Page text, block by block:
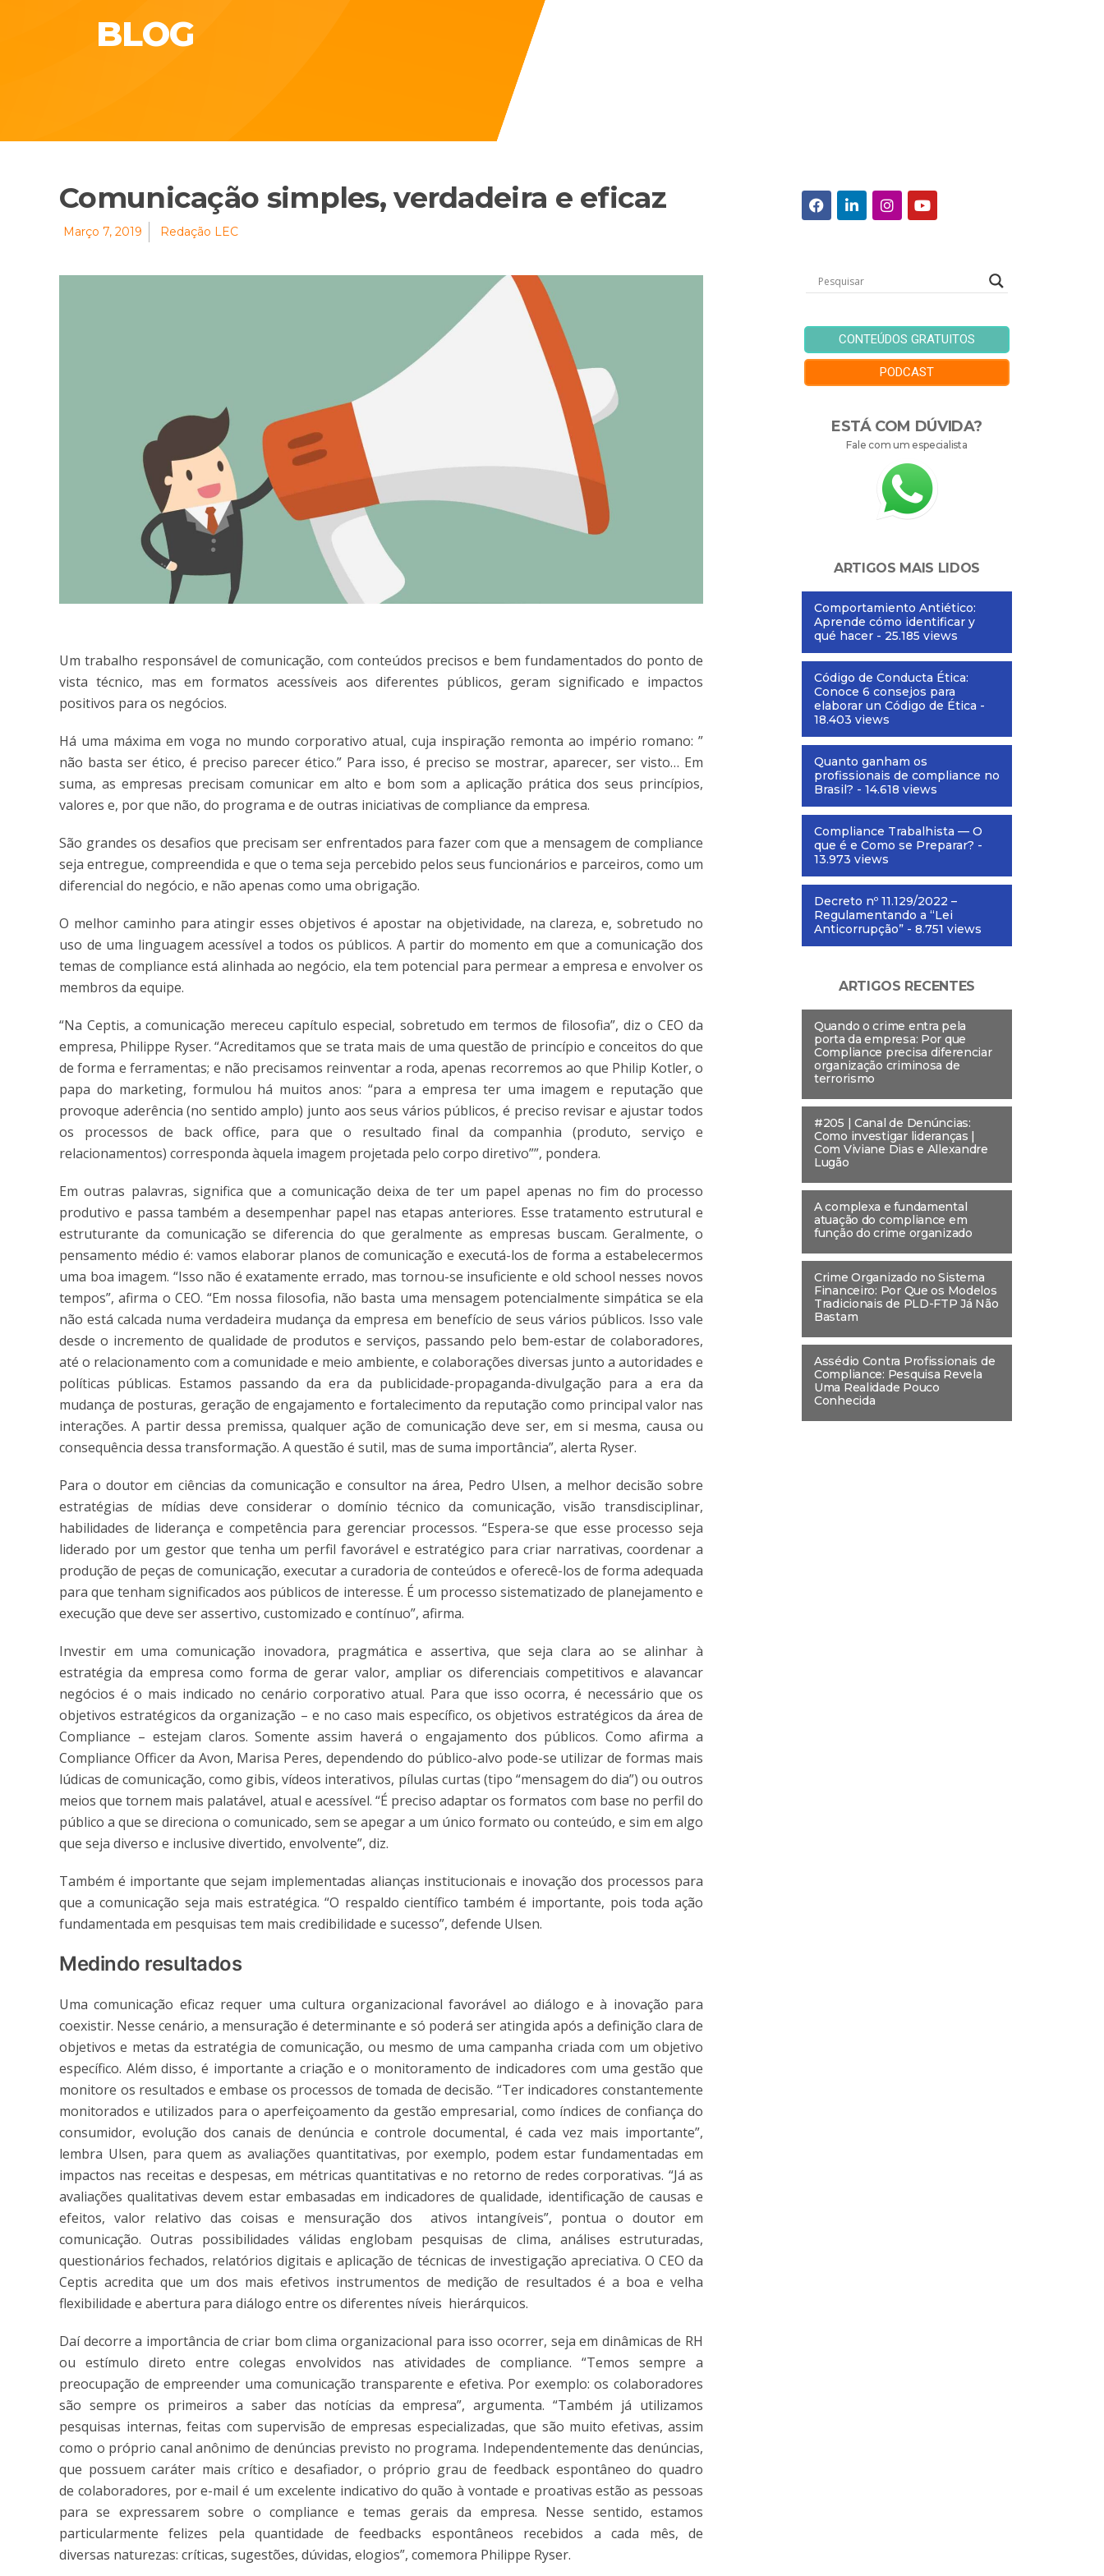
BLOG
Comunicação simples, verdadeira e eficaz
Março 7, 2019 Redação LEC
Um trabalho responsável de comunicação, com conteúdos precisos e bem fundamentados do ponto de
vista técnico, mas em formatos acessíveis aos diferentes públicos, geram significado e impactos
positivos para os negócios.
Há uma máxima em voga no mundo corporativo atual, cuja inspiração remonta ao império romano: ”
não basta ser ético, é preciso parecer ético.” Para isso, é preciso se mostrar, aparecer, ser visto… Em
suma, as empresas precisam comunicar em alto e bom som a aplicação prática dos seus princípios,
valores e, por que não, do programa e de outras iniciativas de compliance da empresa.
São grandes os desafios que precisam ser enfrentados para fazer com que a mensagem de compliance
seja entregue, compreendida e que o tema seja percebido pelos seus funcionários e parceiros, como um
diferencial do negócio, e não apenas como uma obrigação.
O melhor caminho para atingir esses objetivos é apostar na objetividade, na clareza, e, sobretudo no
uso de uma linguagem acessível a todos os públicos. A partir do momento em que a comunicação dos
temas de compliance está alinhada ao negócio, ela tem potencial para permear a empresa e envolver os
membros da equipe.
“Na Ceptis, a comunicação mereceu capítulo especial, sobretudo em termos de filosofia”, diz o CEO da
empresa, Philippe Ryser. “Acreditamos que se trata mais de uma questão de princípio e conceitos do que
de forma e ferramentas; e não precisamos reinventar a roda, apenas recorremos ao que Philip Kotler, o
papa do marketing, formulou há muitos anos: “para a empresa ter uma imagem e reputação que
provoque aderência (no sentido amplo) junto aos seus vários públicos, é preciso revisar e ajustar todos
os processos de back office, para que o resultado final da companhia (produto, serviço e
relacionamentos) corresponda àquela imagem projetada pelo corpo diretivo””, pondera.
Em outras palavras, significa que a comunicação deixa de ter um papel apenas no fim do processo
produtivo e passa também a desempenhar papel nas etapas anteriores. Esse tratamento estrutural e
estruturante da comunicação se diferencia do que geralmente as empresas buscam. Geralmente, o
pensamento médio é: vamos elaborar planos de comunicação e executá-los de forma a estabelecermos
uma boa imagem. “Isso não é exatamente errado, mas tornou-se insuficiente e old school nesses novos
tempos”, afirma o CEO. “Em nossa filosofia, não basta uma mensagem potencialmente simpática se ela
não está calcada numa verdadeira mudança da empresa em benefício de seus vários públicos. Isso vale
desde o incremento de qualidade de produtos e serviços, passando pelo bem-estar de colaboradores,
até o relacionamento com a comunidade e meio ambiente, e colaborações diversas junto a autoridades e
políticas públicas. Estamos passando da era da publicidade-propaganda-divulgação para a era da
mudança de posturas, geração de engajamento e fortalecimento da reputação como principal valor nas
interações. A partir dessa premissa, qualquer ação de comunicação deve ser, em si mesma, causa ou
consequência dessa transformação. A questão é sutil, mas de suma importância”, alerta Ryser.
Para o doutor em ciências da comunicação e consultor na área, Pedro Ulsen, a melhor decisão sobre
estratégias de mídias deve considerar o domínio técnico da comunicação, visão transdisciplinar,
habilidades de liderança e competência para gerenciar processos. “Espera-se que esse processo seja
liderado por um gestor que tenha um perfil favorável e estratégico para criar narrativas, coordenar a
produção de peças de comunicação, executar a curadoria de conteúdos e oferecê-los de forma adequada
para que tenham significados aos públicos de interesse. É um processo sistematizado de planejamento e
execução que deve ser assertivo, customizado e contínuo”, afirma.
Investir em uma comunicação inovadora, pragmática e assertiva, que seja clara ao se alinhar à
estratégia da empresa como forma de gerar valor, ampliar os diferenciais competitivos e alavancar
negócios é o mais indicado no cenário corporativo atual. Para que isso ocorra, é necessário que os
objetivos estratégicos da organização – e no caso mais específico, os objetivos estratégicos da área de
Compliance – estejam claros. Somente assim haverá o engajamento dos públicos. Como afirma a
Compliance Officer da Avon, Marisa Peres, dependendo do público-alvo pode-se utilizar de formas mais
lúdicas de comunicação, como gibis, vídeos interativos, pílulas curtas (tipo “mensagem do dia”) ou outros
meios que tornem mais palatável, atual e acessível. “É preciso adaptar os formatos com base no perfil do
público a que se direciona o comunicado, sem se apegar a um único formato ou conteúdo, e sim em algo
que seja diverso e inclusive divertido, envolvente”, diz.
Também é importante que sejam implementadas alianças institucionais e inovação dos processos para
que a comunicação seja mais estratégica. “O respaldo científico também é importante, pois toda ação
fundamentada em pesquisas tem mais credibilidade e sucesso”, defende Ulsen.
Medindo resultados
Uma comunicação eficaz requer uma cultura organizacional favorável ao diálogo e à inovação para
coexistir. Nesse cenário, a mensuração é determinante e só poderá ser atingida após a definição clara de
objetivos e metas da estratégia de comunicação, ou mesmo de uma campanha criada com um objetivo
específico. Além disso, é importante a criação e o monitoramento de indicadores com uma gestão que
monitore os resultados e embase os processos de tomada de decisão. “Ter indicadores constantemente
monitorados e utilizados para o aperfeiçoamento da gestão empresarial, como índices de confiança do
consumidor, evolução dos canais de denúncia e controle documental, é cada vez mais importante”,
lembra Ulsen, para quem as avaliações quantitativas, por exemplo, podem estar fundamentadas em
impactos nas receitas e despesas, em métricas quantitativas e no retorno de redes corporativas. “Já as
avaliações qualitativas devem estar embasadas em indicadores de qualidade, identificação de causas e
efeitos, valor relativo das coisas e mensuração dos ativos intangíveis”, pontua o doutor em
comunicação. Outras possibilidades válidas englobam pesquisas de clima, análises estruturadas,
questionários fechados, relatórios digitais e aplicação de técnicas de investigação apreciativa. O CEO da
Ceptis acredita que um dos mais efetivos instrumentos de medição de resultados é a boa e velha
flexibilidade e abertura para diálogo entre os diferentes níveis hierárquicos.
Daí decorre a importância de criar bom clima organizacional para isso ocorrer, seja em dinâmicas de RH
ou estímulo direto entre colegas envolvidos nas atividades de compliance. “Temos sempre a
preocupação de empreender uma comunicação transparente e efetiva. Por exemplo: os colaboradores
são sempre os primeiros a saber das notícias da empresa”, argumenta. “Também já utilizamos
pesquisas internas, feitas com supervisão de empresas especializadas, que são muito efetivas, assim
como o próprio canal anônimo de denúncias previsto no programa. Independentemente das denúncias,
que possuem caráter mais crítico e desafiador, o próprio grau de feedback espontâneo do quadro
de colaboradores, por e-mail é um excelente indicativo do quão à vontade e proativas estão as pessoas
para se expressarem sobre o compliance e temas gerais da empresa. Nesse sentido, estamos
particularmente felizes pela quantidade de feedbacks espontâneos recebidos a cada mês, de
diversas naturezas: críticas, sugestões, dúvidas, elogios”, comemora Philippe Ryser.
CONTEÚDOS GRATUITOS
PODCAST
ESTÁ COM DÚVIDA?
Fale com um especialista
ARTIGOS MAIS LIDOS
Comportamiento Antiético:
Aprende cómo identificar y
qué hacer - 25.185 views
Código de Conducta Ética:
Conoce 6 consejos para
elaborar un Código de Ética -
18.403 views
Quanto ganham os
profissionais de compliance no
Brasil? - 14.618 views
Compliance Trabalhista — O
que é e Como se Preparar? -
13.973 views
Decreto nº 11.129/2022 –
Regulamentando a “Lei
Anticorrupção” - 8.751 views
ARTIGOS RECENTES
Quando o crime entra pela
porta da empresa: Por que
Compliance precisa diferenciar
organização criminosa de
terrorismo
#205 | Canal de Denúncias:
Como investigar lideranças |
Com Viviane Dias e Allexandre
Lugão
A complexa e fundamental
atuação do compliance em
função do crime organizado
Crime Organizado no Sistema
Financeiro: Por Que os Modelos
Tradicionais de PLD-FTP Já Não
Bastam
Assédio Contra Profissionais de
Compliance: Pesquisa Revela
Uma Realidade Pouco
Conhecida